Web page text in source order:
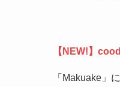
【NEW!】
「Makuake」